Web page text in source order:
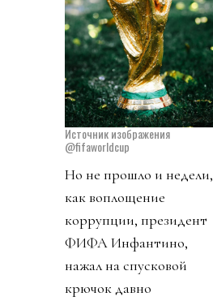
Источник изображения
@fifaworldcup
Но не прошло и недели,
как воплощение
коррупции, президент
ФИФА Инфантино,
нажал на спусковой
крючок давно